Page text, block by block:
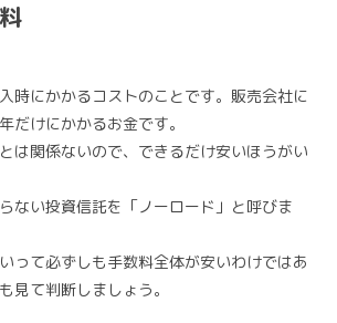
時にかかるコストのことです。販売会社に
だけにかかるお金です。
は関係ないので、できるだけ安いほうがい
ない投資信託を「ノーロード」と呼びま
って必ずしも手数料全体が安いわけではあ
見て判断しましょう。